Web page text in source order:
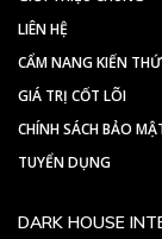
LIÊN HỆ
CẨM NANG KIẾN
GIÁ TRỊ CỐT LÕI
CHÍNH SÁCH BẢO
TUYỂN DỤNG
DARK HOUSE